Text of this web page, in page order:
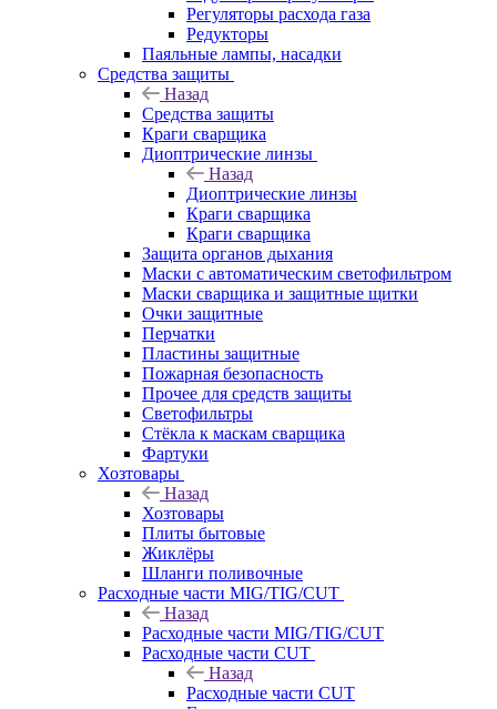
Регуляторы расхода газа
Редукторы
Паяльные лампы, насадки
Средства защиты
Назад
Средства защиты
Краги сварщика
Диоптрические линзы
Назад
Диоптрические линзы
Краги сварщика
Краги сварщика
Защита органов дыхания
Маски с автоматическим светофильтром
Маски сварщика и защитные щитки
Очки защитные
Перчатки
Пластины защитные
Пожарная безопасность
Прочее для средств защиты
Светофильтры
Стёкла к маскам сварщика
Фартуки
Хозтовары
Назад
Хозтовары
Плиты бытовые
Жиклёры
Шланги поливочные
Расходные части MIG/TIG/CUT
Назад
Расходные части MIG/TIG/CUT
Расходные части CUT
Назад
Расходные части CUT